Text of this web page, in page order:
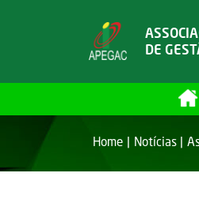
DE
Home Notícias